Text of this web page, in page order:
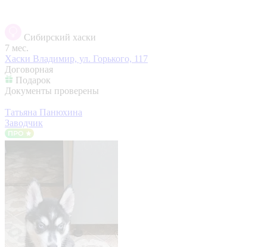
Сибирский хаски
7 мес.
Хаски Владимир, ул. Горького, 117
Договорная
Подарок
Документы проверены
Татьяна Панюхина
Заводчик